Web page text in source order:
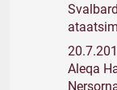
Aleqa